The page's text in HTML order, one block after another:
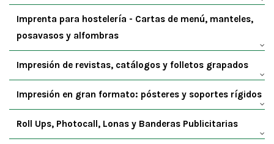
Imprenta para hostelería - Cartas de menú, manteles,
posavasos y alfombras
Impresión de revistas, catálogos y folletos grapados
Impresión en gran formato: pósteres y soportes rígidos
Roll Ups, Photocall, Lonas y Banderas Publicitarias